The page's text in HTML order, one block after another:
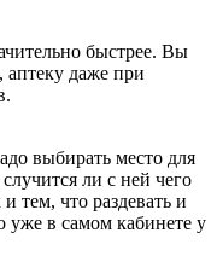
быстрее. Вы
аптеку даже при
выбирать место для
ли с ней чего
тем, что раздевать и
уже в самом кабинете у